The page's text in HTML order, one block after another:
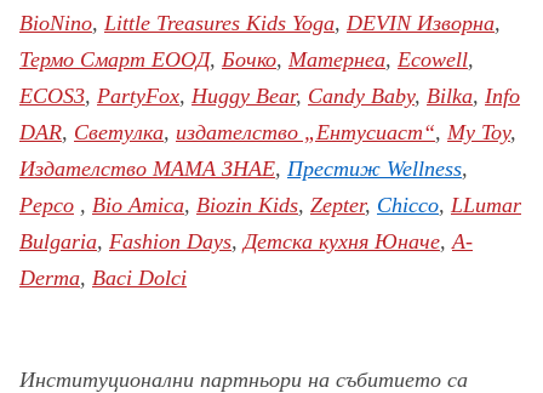
BioNino, Little Treasures Kids Yoga, DEVIN Изворна,
Термо Смарт ЕООД, Бочко, Матернеа, Ecowell,
ECOS3, PartyFox, Huggy Bear, Candy Baby, Bilka, Info
DAR, Светулка, издателство „Ентусиаст“, My Toy,
Издателство МАМА ЗНАЕ, Престиж Wellness,
Pepco , Bio Amica, Biozin Kids, Zepter, Chicco, LLumar
Bulgaria, Fashion Days, Детска кухня Юначе, A-
Derma, Baci Dolci
Институционални партньори на събитието са